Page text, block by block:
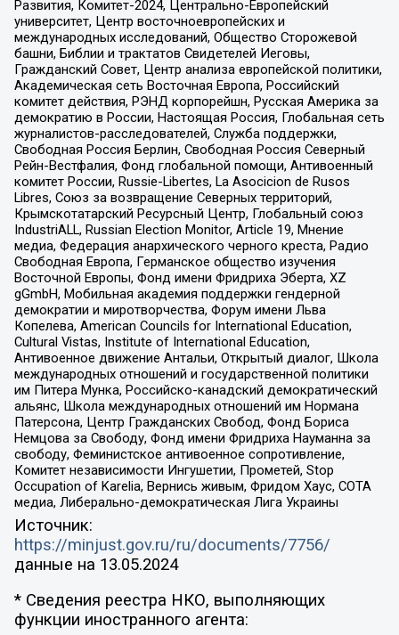
Развития, Комитет-2024, Центрально-Европейский
университет, Центр восточноевропейских и
международных исследований, Общество Сторожевой
башни, Библии и трактатов Свидетелей Иеговы,
Гражданский Совет, Центр анализа европейской политики,
Академическая сеть Восточная Европа, Российский
комитет действия, РЭНД корпорейшн, Русская Америка за
демократию в России, Настоящая Россия, Глобальная сеть
журналистов-расследователей, Служба поддержки,
Свободная Россия Берлин, Свободная Россия Северный
Рейн-Вестфалия, Фонд глобальной помощи, Антивоенный
комитет России, Russie-Libertes, La Asocicion de Rusos
Libres, Союз за возвращение Северных территорий,
Крымскотатарский Ресурсный Центр, Глобальный союз
IndustriALL, Russian Election Monitor, Article 19, Мнение
медиа, Федерация анархического черного креста, Радио
Свободная Европа, Германское общество изучения
Восточной Европы, Фонд имени Фридриха Эберта, XZ
gGmbH, Мобильная академия поддержки гендерной
демократии и миротворчества, Форум имени Льва
Копелева, American Councils for International Education,
Cultural Vistas, Institute of International Education,
Антивоенное движение Антальи, Открытый диалог, Школа
международных отношений и государственной политики
им Питера Мунка, Российско-канадский демократический
альянс, Школа международных отношений им Нормана
Патерсона, Центр Гражданских Свобод, Фонд Бориса
Немцова за Свободу, Фонд имени Фридриха Науманна за
свободу, Феминистское антивоенное сопротивление,
Комитет независимости Ингушетии, Прометей, Stop
Occupation of Karelia, Вернись живым, Фридом Хаус, СОТА
медиа, Либерально-демократическая Лига Украины
Источник:
https://minjust.gov.ru/ru/documents/7756/
данные на 13.05.2024
* Сведения реестра НКО, выполняющих
функции иностранного агента: